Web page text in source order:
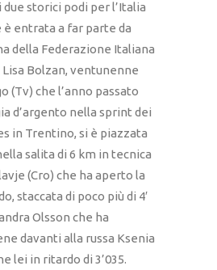
storici podi per l’Italia
entrata a far parte da
della Federazione Italiana
Bolzan, ventunenne
(Tv) che l’anno passato
d’argento nella sprint dei
in Trentino, si è piazzata
salita di 6 km in tecnica
(Cro) che ha aperto la
staccata di poco più di 4′
Olsson che ha
davanti alla russa Ksenia
lei in ritardo di 3’035.